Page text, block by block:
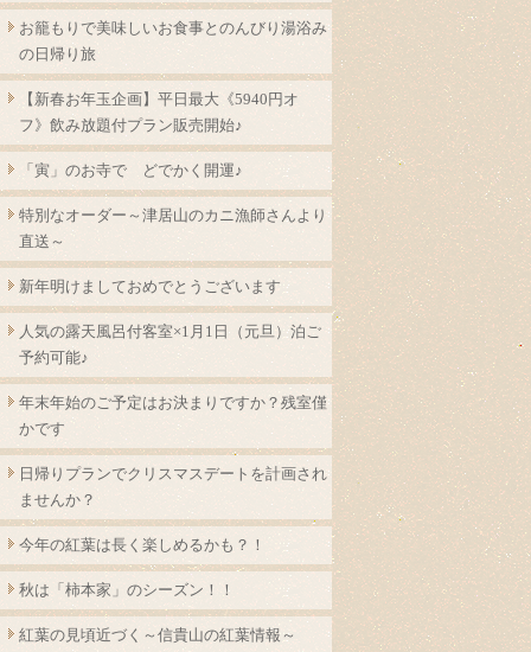
お籠もりで美味しいお食事とのんびり湯浴み
の日帰り旅
【新春お年玉企画】平日最大《5940円オ
フ》飲み放題付プラン販売開始♪
「寅」のお寺で どでかく開運♪
特別なオーダー～津居山のカニ漁師さんより
直送～
新年明けましておめでとうございます
人気の露天風呂付客室×1月1日（元旦）泊ご
予約可能♪
年末年始のご予定はお決まりですか？残室僅
かです
日帰りプランでクリスマスデートを計画され
ませんか？
今年の紅葉は長く楽しめるかも？！
秋は「柿本家」のシーズン！！
紅葉の見頃近づく～信貴山の紅葉情報～